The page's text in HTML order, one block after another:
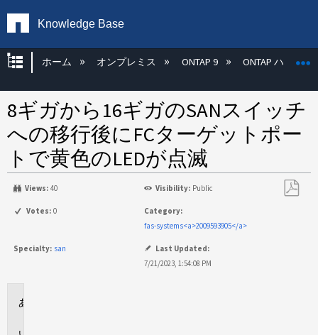
Knowledge Base
グローバル階層を展開/折りたたむ
ホーム オンプレミス ONTAP 9 ONTAP ハード
8ギガから16ギガのSANスイッチ
への移行後にFCターゲットポー
トで黄色のLEDが点滅
Views: 40 Visibility: Public
Votes: 0
Category:
fas-systems<a>2009593905</a>
Specialty: san
Last Updated:
7/21/2023, 1:54:08 PM